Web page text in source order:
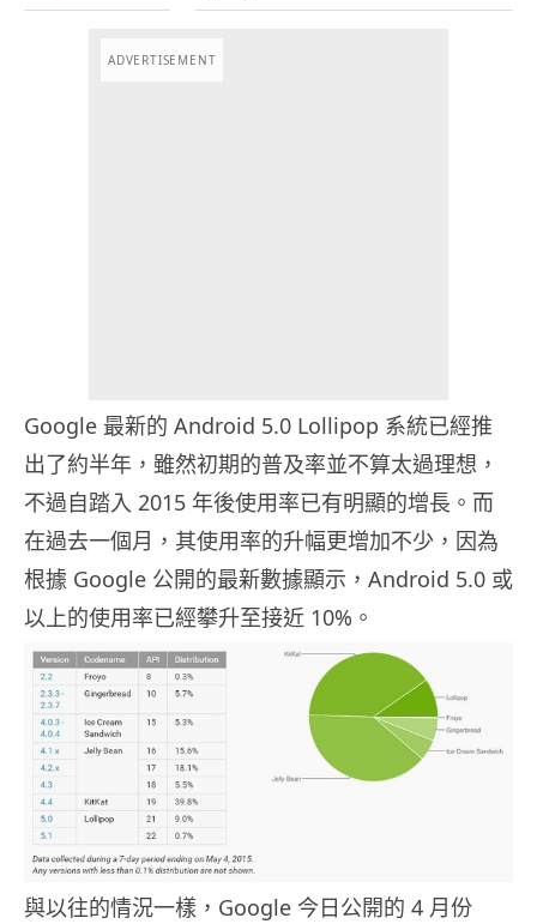
ADVERTISEMENT
Google 最新的 Android 5.0 Lollipop 系統已經推
出了約半年，雖然初期的普及率並不算太過理想，
不過自踏入 2015 年後使用率已有明顯的增長。而
在過去一個月，其使用率的升幅更增加不少，因為
根據 Google 公開的最新數據顯示，Android 5.0 或
以上的使用率已經攀升至接近 10%。
與以往的情況一樣，Google 今日公開的 4 月份